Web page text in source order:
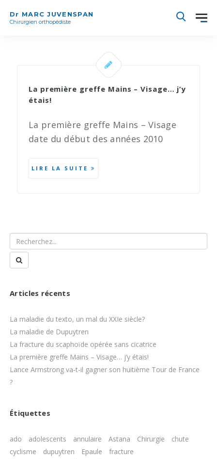
Dr MARC JUVENSPAN
Chirurgien orthopédiste
La première greffe Mains – Visage… j’y
étais!
La première greffe Mains – Visage
date du début des années 2010
LIRE LA SUITE
Articles récents
La maladie du texto, un mal du XXIe siècle?
La maladie de Dupuytren
La fracture du scaphoïde opérée sans cicatrice
La première greffe Mains – Visage… j’y étais!
Lance Armstrong va-t-il gagner son huitième Tour de France
?
Étiquettes
ado adolescents annulaire Astana Chirurgie
chute
cyclisme
dupuytren Epaule
fracture